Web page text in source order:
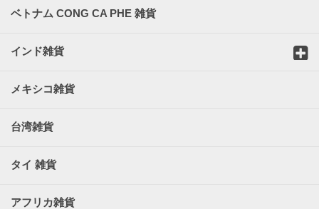
ベトナム CONG CA PHE 雑貨
インド雑貨
メキシコ雑貨
台湾雑貨
タイ 雑貨
アフリカ雑貨